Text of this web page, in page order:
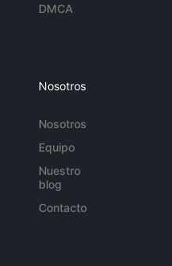
DMCA
Nosotros
Nosotros
Equipo
Nuestro
blog
Contacto